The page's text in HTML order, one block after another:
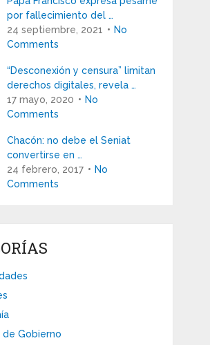
por fallecimiento del …
24 septiembre, 2021
No
Comments
“Desconexión y censura” limitan
derechos digitales, revela …
17 mayo, 2020
No
Comments
Chacón: no debe el Seniat
convertirse en …
24 febrero, 2017
No
Comments
de Gobierno